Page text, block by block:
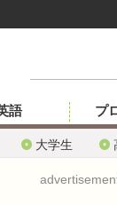
大学生
語 プ